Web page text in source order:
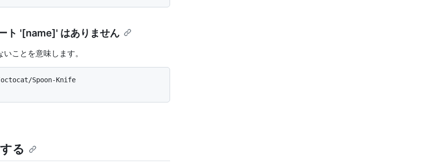
ト '[name]' はありません
ことを意味します。
Spoon-Knife
る